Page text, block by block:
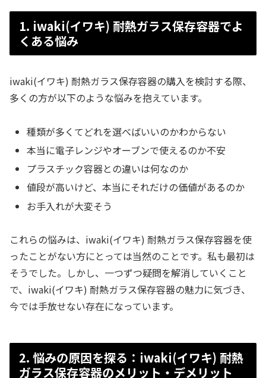
1. iwaki(イワキ) 耐熱ガラス保存容器でよ
くある悩み
iwaki(イワキ) 耐熱ガラス保存容器の購入を検討する際、
多くの方が以下のような悩みを抱えています。
種類が多くてどれを選べばいいのかわからない
本当に電子レンジやオーブンで使えるのか不安
プラスチック容器との違いは何なのか
値段が高いけど、本当にそれだけの価値があるのか
お手入れが大変そう
これらの悩みは、iwaki(イワキ) 耐熱ガラス保存容器を使
ったことがない方にとっては当然のことです。私も最初は
そうでした。しかし、一つずつ疑問を解消していくこと
で、iwaki(イワキ) 耐熱ガラス保存容器の魅力に気づき、
今では手放せない存在になっています。
2. 悩みの原因を探る：iwaki(イワキ) 耐熱
ガラス保存容器のメリット・デメリット